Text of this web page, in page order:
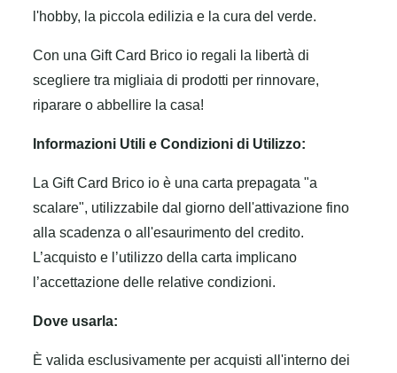
l'hobby, la piccola edilizia e la cura del verde.
Con una Gift Card Brico io regali la libertà di
scegliere tra migliaia di prodotti per rinnovare,
riparare o abbellire la casa!
Informazioni Utili e Condizioni di Utilizzo:
La Gift Card Brico io è una carta prepagata "a
scalare", utilizzabile dal giorno dell'attivazione fino
alla scadenza o all'esaurimento del credito.
L’acquisto e l’utilizzo della carta implicano
l’accettazione delle relative condizioni.
Dove usarla:
È valida esclusivamente per acquisti all'interno dei